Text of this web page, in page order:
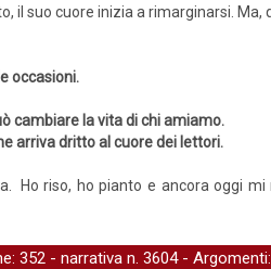
il suo cuore inizia a rimarginarsi.
occasioni.
cambiare la vita di chi amiamo.
arriva dritto al cuore dei lettori.
Ho riso, ho pianto e ancora oggi
352 - narrativa n. 3604 -